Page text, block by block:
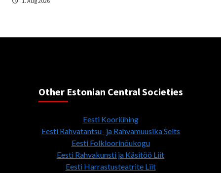
Other Estonian Central Societies
Eesti Kooriühing
Eesti Rahvatantsu- ja Rahvamuusika Selts
Eesti Folkloorinõukogu
Eesti Rahvakunsti ja Käsitöö Liit
Eesti Harrastusteatrite Liit